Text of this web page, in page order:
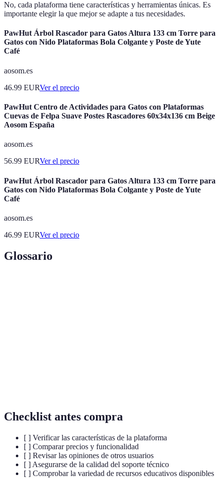
No, cada plataforma tiene características y herramientas únicas. Es
importante elegir la que mejor se adapte a tus necesidades.
PawHut Árbol Rascador para Gatos Altura 133 cm Torre para
Gatos con Nido Plataformas Bola Colgante y Poste de Yute
Café
aosom.es
46.99 EURVer el precio
PawHut Centro de Actividades para Gatos con Plataformas
Cuevas de Felpa Suave Postes Rascadores 60x34x136 cm Beige
Aosom España
aosom.es
56.99 EURVer el precio
PawHut Árbol Rascador para Gatos Altura 133 cm Torre para
Gatos con Nido Plataformas Bola Colgante y Poste de Yute
Café
aosom.es
46.99 EURVer el precio
Glossario
Checklist antes compra
[ ] Verificar las características de la plataforma
[ ] Comparar precios y funcionalidad
[ ] Revisar las opiniones de otros usuarios
[ ] Asegurarse de la calidad del soporte técnico
[ ] Comprobar la variedad de recursos educativos disponibles